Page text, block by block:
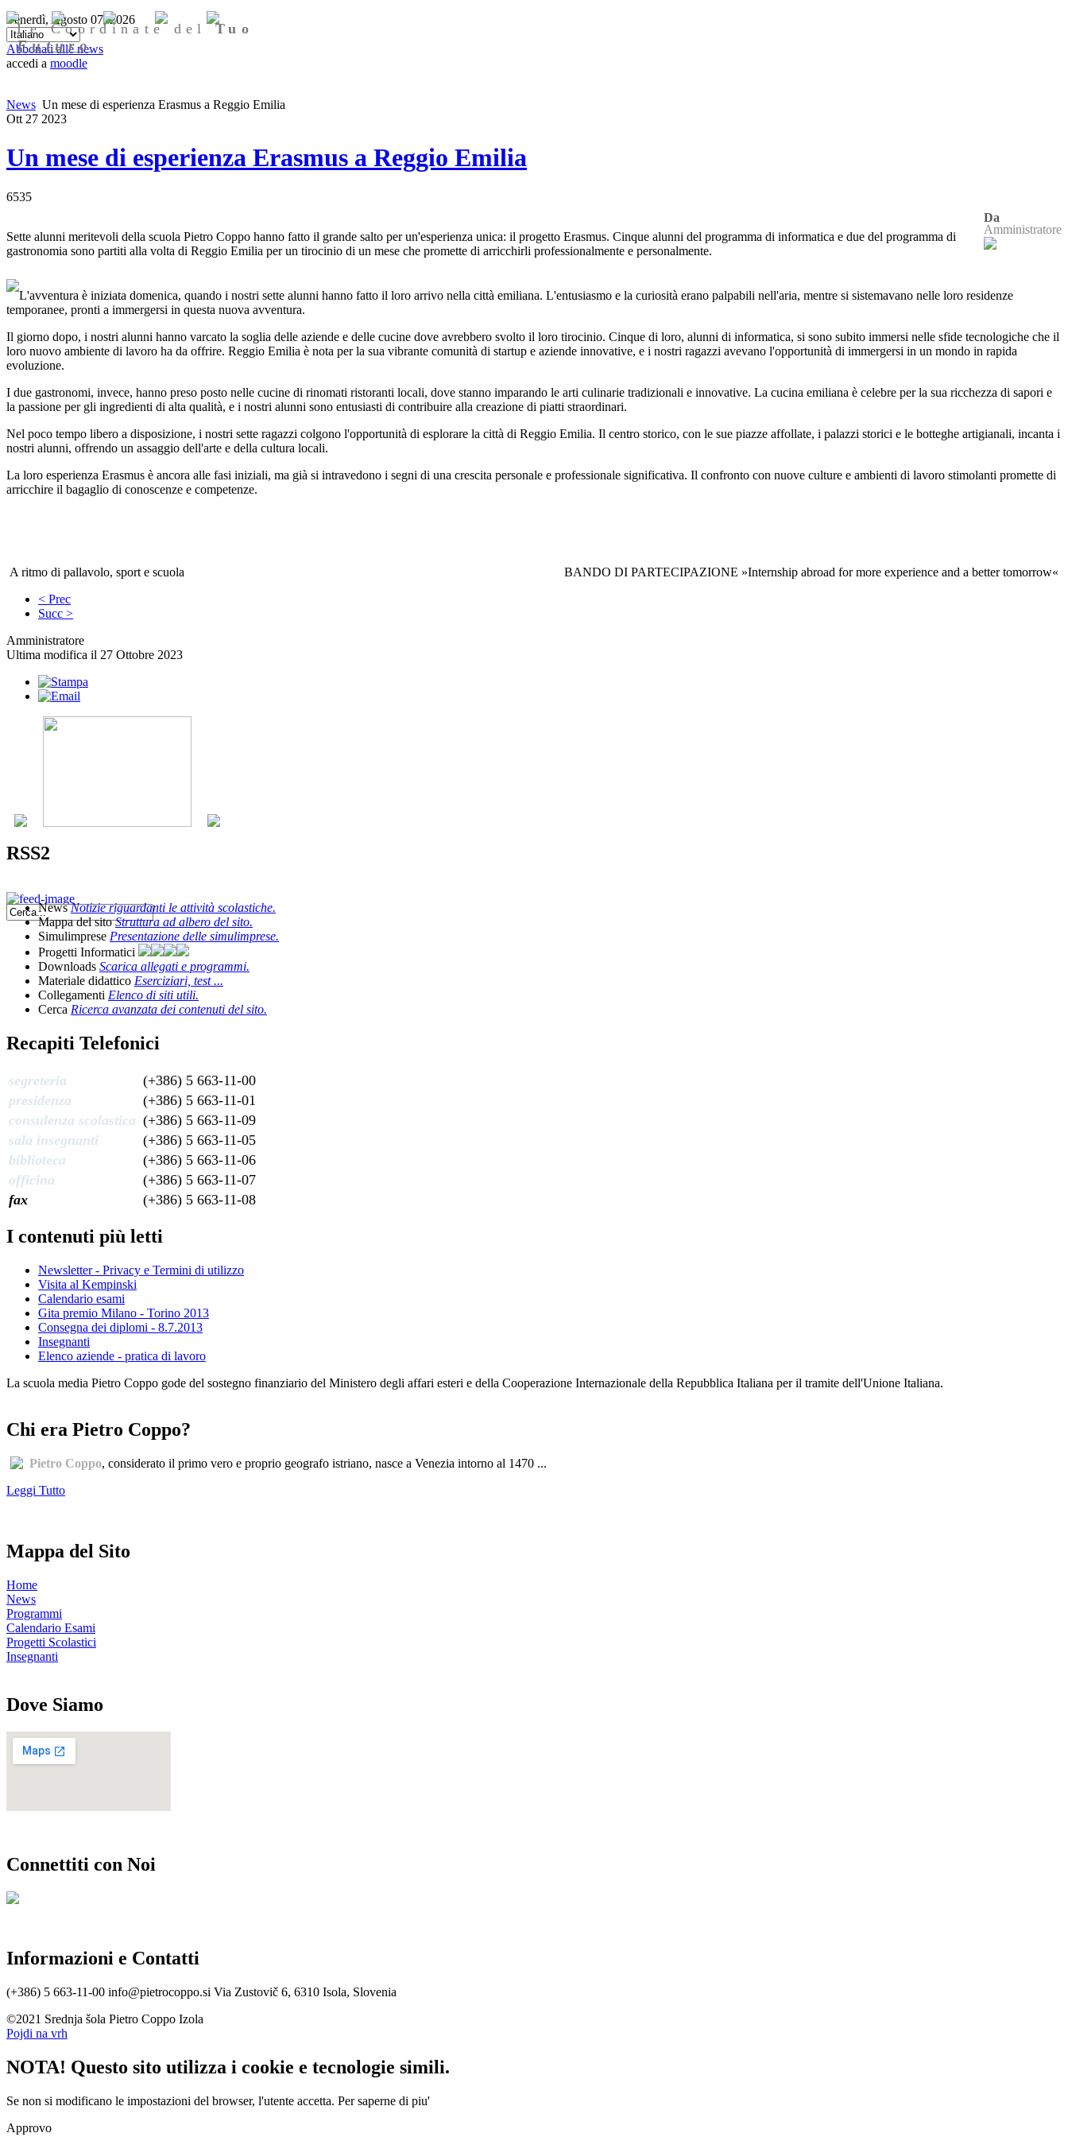
Venerdì, Agosto 07, 2026
Abbonati alle news
accedi a moodle
Le Coordinate delTuo
Futuro
News Un mese di esperienza Erasmus a Reggio Emilia
Ott 27 2023
Un mese di esperienza Erasmus a Reggio Emilia
6535
Da
Amministratore
Sette alunni meritevoli della scuola Pietro Coppo hanno fatto il grande salto per un'esperienza unica: il progetto Erasmus. Cinque alunni del programma di informatica e due del programma di
gastronomia sono partiti alla volta di Reggio Emilia per un tirocinio di un mese che promette di arricchirli professionalmente e personalmente.
L'avventura è iniziata domenica, quando i nostri sette alunni hanno fatto il loro arrivo nella città emiliana. L'entusiasmo e la curiosità erano palpabili nell'aria, mentre si sistemavano nelle loro residenze
temporanee, pronti a immergersi in questa nuova avventura.
Il giorno dopo, i nostri alunni hanno varcato la soglia delle aziende e delle cucine dove avrebbero svolto il loro tirocinio. Cinque di loro, alunni di informatica, si sono subito immersi nelle sfide tecnologiche che il
loro nuovo ambiente di lavoro ha da offrire. Reggio Emilia è nota per la sua vibrante comunità di startup e aziende innovative, e i nostri ragazzi avevano l'opportunità di immergersi in un mondo in rapida
evoluzione.
I due gastronomi, invece, hanno preso posto nelle cucine di rinomati ristoranti locali, dove stanno imparando le arti culinarie tradizionali e innovative. La cucina emiliana è celebre per la sua ricchezza di sapori e
la passione per gli ingredienti di alta qualità, e i nostri alunni sono entusiasti di contribuire alla creazione di piatti straordinari.
Nel poco tempo libero a disposizione, i nostri sette ragazzi colgono l'opportunità di esplorare la città di Reggio Emilia. Il centro storico, con le sue piazze affollate, i palazzi storici e le botteghe artigianali, incanta i
nostri alunni, offrendo un assaggio dell'arte e della cultura locali.
La loro esperienza Erasmus è ancora alle fasi iniziali, ma già si intravedono i segni di una crescita personale e professionale significativa. Il confronto con nuove culture e ambienti di lavoro stimolanti promette di
arricchire il bagaglio di conoscenze e competenze.
A ritmo di pallavolo, sport e scuola
BANDO DI PARTECIPAZIONE »Internship abroad for more experience and a better tomorrow«
< Prec
Succ >
Amministratore
Ultima modifica il 27 Ottobre 2023
RSS2
NewsNotizie riguardanti le attività scolastiche.
Mappa del sitoStruttura ad albero del sito.
Simulimprese Presentazione delle simulimprese.
Progetti Informatici
Downloads Scarica allegati e programmi.
Materiale didattico Eserciziari, test ...
Collegamenti Elenco di siti utili.
Cerca Ricerca avanzata dei contenuti del sito.
Recapiti Telefonici
segreteria
(+386) 5 663-11-00
presidenza
(+386) 5 663-11-01
consulenza scolastica (+386) 5 663-11-09
sala insegnanti
(+386) 5 663-11-05
biblioteca
(+386) 5 663-11-06
officina
(+386) 5 663-11-07
fax
(+386) 5 663-11-08
I contenuti più letti
Newsletter - Privacy e Termini di utilizzo
Visita al Kempinski
Calendario esami
Gita premio Milano - Torino 2013
Consegna dei diplomi - 8.7.2013
Insegnanti
Elenco aziende - pratica di lavoro
La scuola media Pietro Coppo gode del sostegno finanziario del Ministero degli affari esteri e della Cooperazione Internazionale della Repubblica Italiana per il tramite dell'Unione Italiana.
Chi era Pietro Coppo?
Pietro Coppo, considerato il primo vero e proprio geografo istriano, nasce a Venezia intorno al 1470 ...
Leggi Tutto
Mappa del Sito
Home
News
Programmi
Calendario Esami
Progetti Scolastici
Insegnanti
Dove Siamo
Connettiti con Noi
Informazioni e Contatti
(+386) 5 663-11-00 info@pietrocoppo.si Via Zustovič 6, 6310 Isola, Slovenia
©2021 Srednja šola Pietro Coppo Izola
Pojdi na vrh
NOTA! Questo sito utilizza i cookie e tecnologie simili.
Se non si modificano le impostazioni del browser, l'utente accetta. Per saperne di piu'
Approvo